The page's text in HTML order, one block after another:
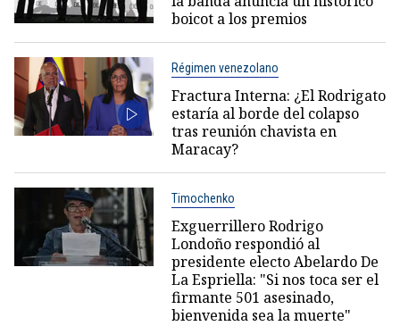
boicot a los premios
Régimen venezolano
Fractura Interna: ¿El Rodrigato
estaría al borde del colapso
tras reunión chavista en
Maracay?
Timochenko
Exguerrillero Rodrigo
Londoño respondió al
presidente electo Abelardo De
La Espriella: "Si nos toca ser el
firmante 501 asesinado,
bienvenida sea la muerte"